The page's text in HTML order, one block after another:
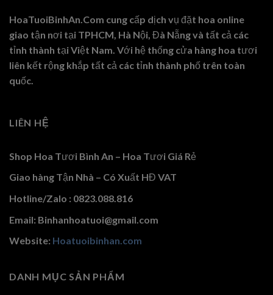
HoaTuoiBinhAn.Com cung cấp dịch vụ đặt hoa online
giao tận nơi tại TPHCM, Hà Nội, Đà Nẵng và tất cả các
tỉnh thành tại Việt Nam. Với hệ thống cửa hàng hoa tươi
liên kết rộng khắp tất cả các tỉnh thành phố trên toàn
quốc.
LIÊN HỆ
Shop Hoa Tươi Bình An – Hoa Tươi Giá Rẻ
Giao hàng Tận Nhà – Có Xuất HĐ VAT
Hotline/Zalo : 0823.088.816
Email: Binhanhoatuoi@gmail.com
Website: Hoatuoibinhan.com
DANH MỤC SẢN PHẨM